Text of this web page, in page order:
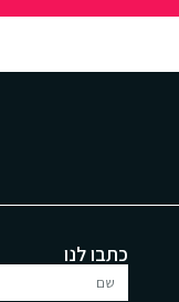
כתבו לנו